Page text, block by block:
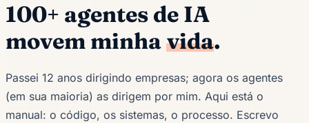
100+ agentes de IA
movem minhavida.
Passei 12 anos dirigindo empresas; agora os agentes
(em sua maioria) as dirigem por mim. Aqui está o
manual: o código, os sistemas, o processo. Escrevo